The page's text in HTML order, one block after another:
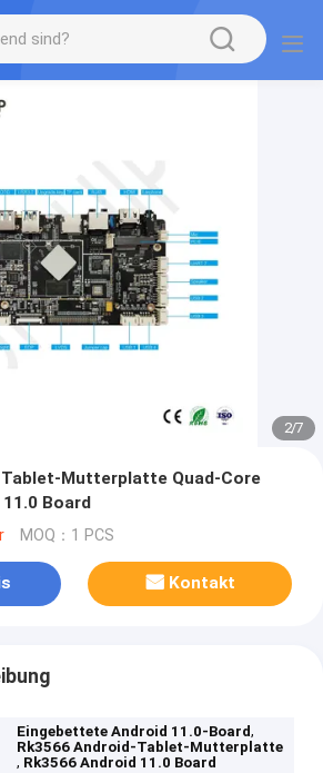
2/7
Tablet-Mutterplatte Quad-Core
Board
MOQ：1 PCS
Kontakt
Eingebettete Android 11.0-Board,
Rk3566 Android-Tablet-Mutterplatte
, Rk3566 Android 11.0 Board